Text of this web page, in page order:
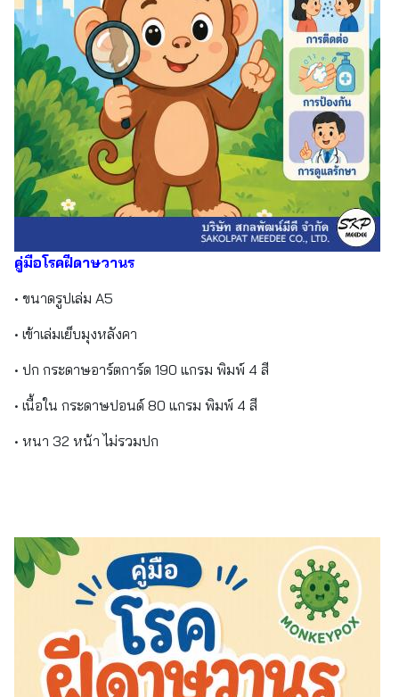
คู่มือโรคฝีดาษวานร
• ขนาดรูปเล่ม A5
• เข้าเล่มเย็บมุงหลังคา
• ปก กระดาษอาร์ตการ์ด 190 แกรม พิมพ์ 4 สี
• เนื้อใน กระดาษปอนด์ 80 แกรม พิมพ์ 4 สี
• หนา 32 หน้า ไม่รวมปก